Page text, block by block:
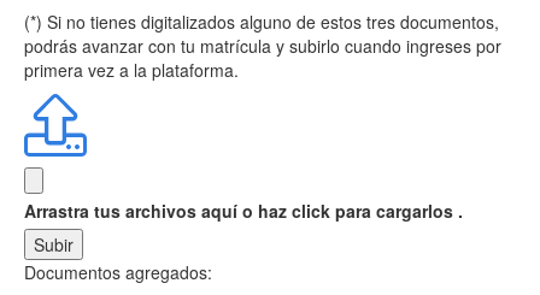
(*) Si no tienes digitalizados alguno de estos tres documentos,
podrás avanzar con tu matrícula y subirlo cuando ingreses por
primera vez a la plataforma.
Arrastra tus archivos aquí o haz click para cargarlos .
Subir
Documentos agregados: